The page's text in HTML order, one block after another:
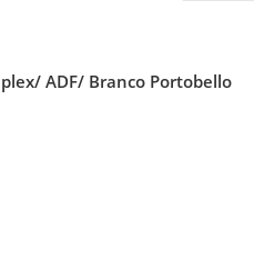
ADF/ Branco Portobello